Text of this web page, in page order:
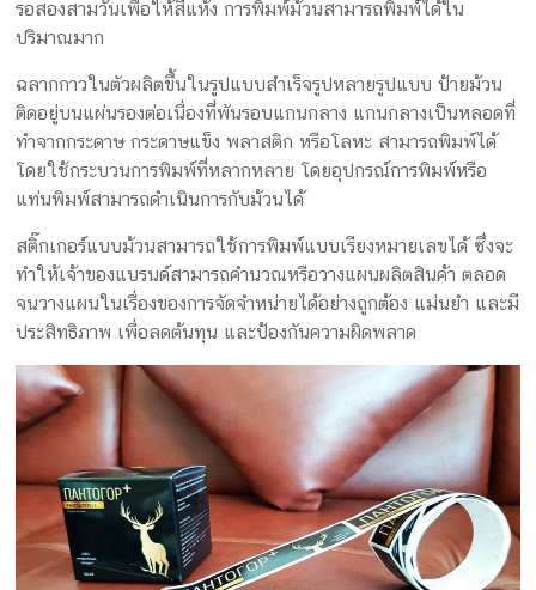
รอสองสามวันเพื่อให้สีแห้ง การพิมพ์ม้วนสามารถพิมพ์ได้ใน
ปริมาณมาก
ฉลากกาวในตัวผลิตขึ้นในรูปแบบสำเร็จรูปหลายรูปแบบ ป้ายม้วน
ติดอยู่บนแผ่นรองต่อเนื่องที่พันรอบแกนกลาง แกนกลางเป็นหลอดที่
ทำจากกระดาษ กระดาษแข็ง พลาสติก หรือโลหะ สามารถพิมพ์ได้
โดยใช้กระบวนการพิมพ์ที่หลากหลาย โดยอุปกรณ์การพิมพ์หรือ
แท่นพิมพ์สามารถดำเนินการกับม้วนได้
สติ๊กเกอร์แบบม้วนสามารถใช้การพิมพ์แบบเรียงหมายเลขได้ ซึ่งจะ
ทำให้เจ้าของแบรนด์สามารถคำนวณหรือวางแผนผลิตสินค้า ตลอด
จนวางแผนในเรื่องของการจัดจำหน่ายได้อย่างถูกต้อง แม่นยำ และมี
ประสิทธิภาพ เพื่อลดต้นทุน และป้องกันความผิดพลาด